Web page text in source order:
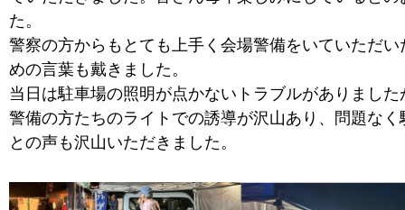
た。
警察の方からもとても上手く会場警備をいていただい
めの言葉も戴きました。
当日は駐車場の照明が点かないトラブルがありました
警備の方たちのライトでの誘導が沢山あり、問題なく
との声も沢山いただきました。